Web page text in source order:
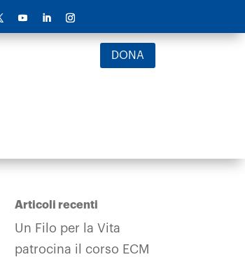
DONA
Articoli recenti
Un Filo per la Vita
patrocina il corso ECM